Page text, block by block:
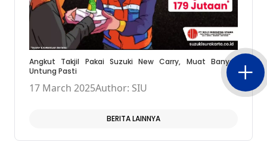
Angkut Takjil Pakai Suzuki New Carry, Muat Banyak
Untung Pasti
17 March 2025Author: SIU
BERITA LAINNYA